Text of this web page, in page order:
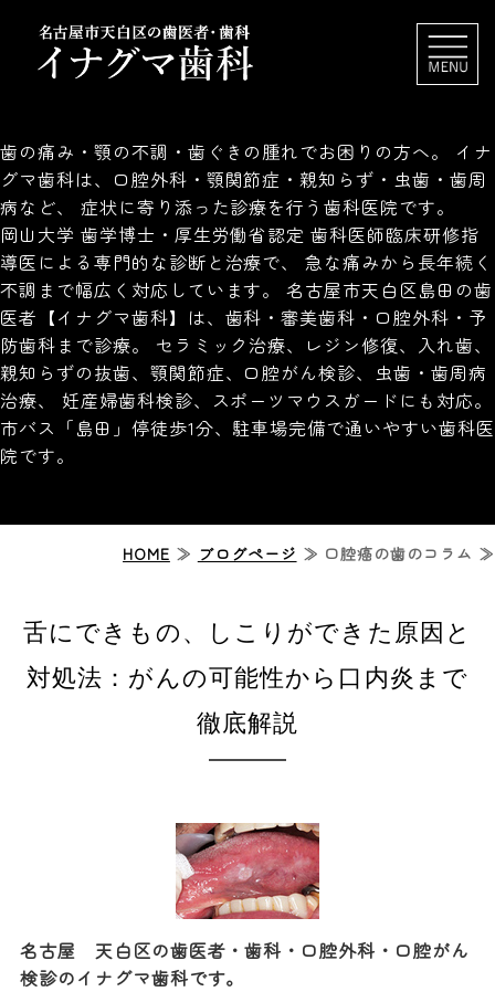
歯の痛み・顎の不調・歯ぐきの腫れでお困りの方へ。 イナ
グマ歯科は、口腔外科・顎関節症・親知らず・虫歯・歯周
病など、 症状に寄り添った診療を行う歯科医院です。
岡山大学 歯学博士・厚生労働省認定 歯科医師臨床研修指
導医による専門的な診断と治療で、 急な痛みから長年続く
不調まで幅広く対応しています。 名古屋市天白区島田の歯
医者【イナグマ歯科】は、歯科・審美歯科・口腔外科・予
防歯科まで診療。 セラミック治療、レジン修復、入れ歯、
親知らずの抜歯、顎関節症、口腔がん検診、虫歯・歯周病
治療、 妊産婦歯科検診、スポーツマウスガードにも対応。
市バス「島田」停徒歩1分、駐車場完備で通いやすい歯科医
院です。
HOME ≫ ブログページ ≫ 口腔癌の歯のコラム ≫
舌にできもの、しこりができた原因と
対処法：がんの可能性から口内炎まで
徹底解説
名古屋 天白区の歯医者・歯科・口腔外科・口腔がん
検診のイナグマ歯科です。